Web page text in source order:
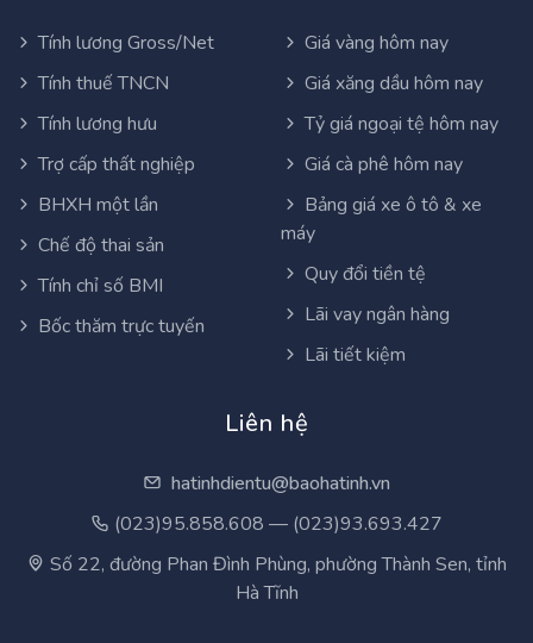
Tính lương Gross/Net
Tính thuế TNCN
Tính lương hưu
Trợ cấp thất nghiệp
BHXH một lần
Chế độ thai sản
Tính chỉ số BMI
Bốc thăm trực tuyến
Giá vàng hôm nay
Giá xăng dầu hôm nay
Tỷ giá ngoại tệ hôm nay
Giá cà phê hôm nay
Bảng giá xe ô tô & xe
máy
Quy đổi tiền tệ
Lãi vay ngân hàng
Lãi tiết kiệm
Liên hệ
hatinhdientu@baohatinh.vn
(023)95.858.608 — (023)93.693.427
Số 22, đường Phan Đình Phùng, phường Thành Sen, tỉnh
Hà Tĩnh